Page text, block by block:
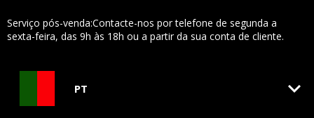
Serviço pós-venda:Contacte-nos por telefone de segunda a
sexta-feira, das 9h às 18h ou a partir da sua conta de cliente.
PT keyboard_arrow_down